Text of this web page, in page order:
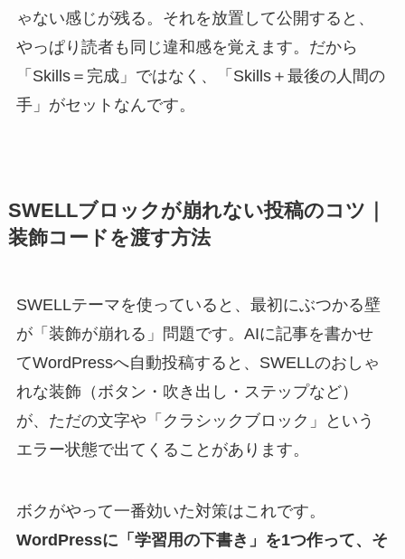
ゃない感じが残る。それを放置して公開すると、
やっぱり読者も同じ違和感を覚えます。だから
「Skills＝完成」ではなく、「Skills＋最後の人間の
手」がセットなんです。
SWELLブロックが崩れない投稿のコツ｜
装飾コードを渡す方法
SWELLテーマを使っていると、最初にぶつかる壁
が「装飾が崩れる」問題です。AIに記事を書かせ
てWordPressへ自動投稿すると、SWELLのおしゃ
れな装飾（ボタン・吹き出し・ステップなど）
が、ただの文字や「クラシックブロック」という
エラー状態で出てくることがあります。
ボクがやって一番効いた対策はこれです。
WordPressに「学習用の下書き」を1つ作って、そ